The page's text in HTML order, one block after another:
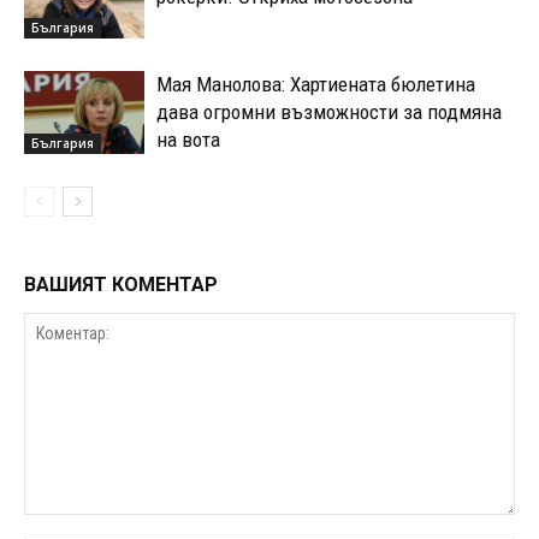
България
България
Мая Манолова: Хартиената бюлетина
дава огромни възможности за подмяна
на вота
ВАШИЯТ КОМЕНТАР